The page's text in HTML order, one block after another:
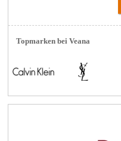
Topmarken bei Veana